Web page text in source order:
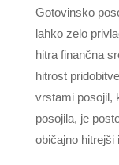
Gotovinsko
lahko zelo
hitra finančna
hitrost
vrstami posojil,
posojila, je
običajno hitrejši